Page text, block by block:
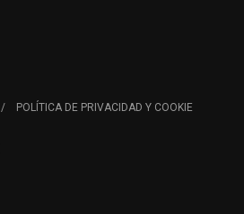
POLÍTICA DE PRIVACIDAD Y COOKIE